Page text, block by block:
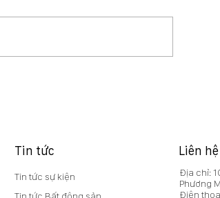
Tin tức
Tin tức sự kiện
Liên hệ
Địa chỉ:
Phương
Điện